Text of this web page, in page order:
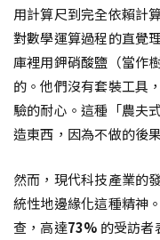
用計算尺到完全依賴計
對數學運算過程的直覺
庫裡用鉀硝酸鹽（當作
的。他們沒有套裝工具
驗的耐心。這種「農夫
造東西，因為不做的後
然而，現代科技產業的
統性地邊緣化這種精神
查，高達73% 的受訪者